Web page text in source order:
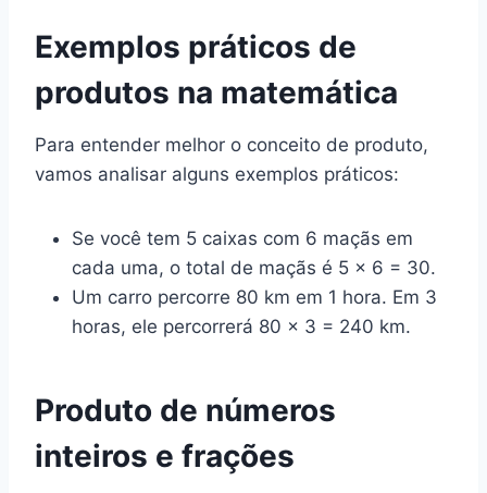
Exemplos práticos de
produtos na matemática
Para entender melhor o conceito de produto,
vamos analisar alguns exemplos práticos:
Se você tem 5 caixas com 6 maçãs em
cada uma, o total de maçãs é 5 × 6 = 30.
Um carro percorre 80 km em 1 hora. Em 3
horas, ele percorrerá 80 × 3 = 240 km.
Produto de números
inteiros e frações